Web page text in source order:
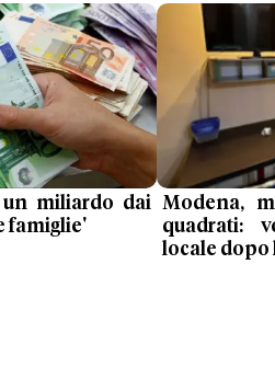
miliardo dai
famiglie'
Modena,
quadrati:
locale dopo